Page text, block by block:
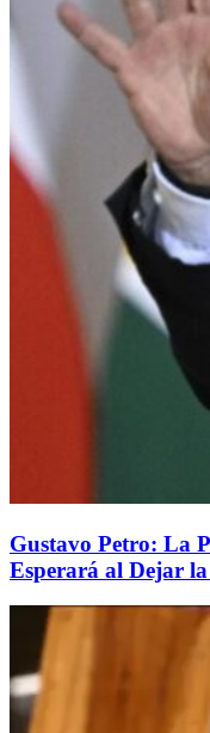
Gustavo Petro: La
Esperará al Dejar la